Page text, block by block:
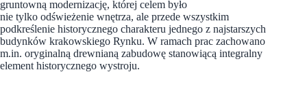
gruntowną modernizację, której celem było
nie tylko odświeżenie wnętrza, ale przede wszystkim
podkreślenie historycznego charakteru jednego z najstarszych
budynków krakowskiego Rynku. W ramach prac zachowano
m.in. oryginalną drewnianą zabudowę stanowiącą integralny
element historycznego wystroju.